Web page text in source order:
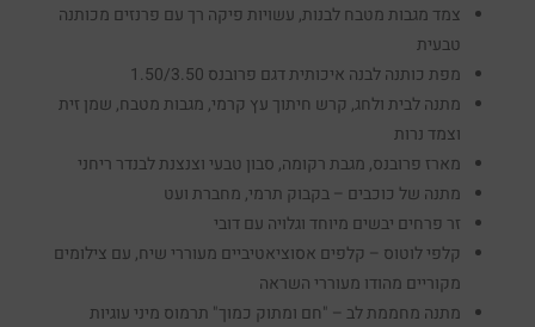
צמד מגבות מטבח לבנות, עשויות פיקה רך עם פרנזים מכותנה
טבעית
מפת כותנה לבנה איכותית דגם פרובנס 1.50/3.50
מתנה לבית ולחג, קרש חיתוך עץ קרמי, מגבות מטבח, שמן זית
וצמד נרות
מארז פרובנס, מגבת רקומה, סבון טבעי וצנצנת לבנדר ריחני
מתנה של כוכבים – בקבוק תרמי, מחברת ועט
זר פרחים יבשים מיוחד וגלויה עם דובי
קלפי לוטוס – קלפים אסוציאטיביים מעוררי שיח, עם צילומים
מקוריים מהודו מעוררי השראה
מתנה מחממת לב – "חם ומתוק כמוך" תרמוס מיני עוגיות